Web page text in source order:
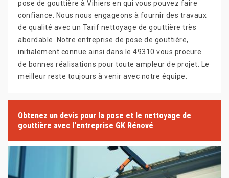
pose de gouttière à Vihiers en qui vous pouvez faire
confiance. Nous nous engageons à fournir des travaux
de qualité avec un Tarif nettoyage de gouttière très
abordable. Notre entreprise de pose de gouttière,
initialement connue ainsi dans le 49310 vous procure
de bonnes réalisations pour toute ampleur de projet. Le
meilleur reste toujours à venir avec notre équipe.
Obtenez un devis pour la pose et le nettoyage de
gouttière avec l'entreprise GK Rénové